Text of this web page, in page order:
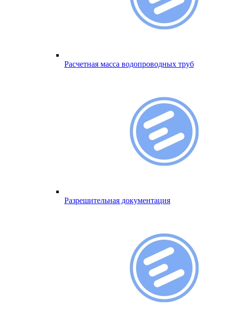
Расчетная масса водопроводных труб
Разрешительная документация